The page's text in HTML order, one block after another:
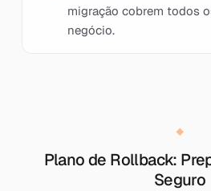
migração cobrem todos
negócio.
Plano de Rollback:
Seguro